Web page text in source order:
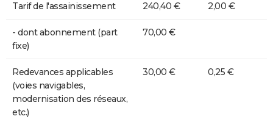
Tarif de l'assainissement 240,40 € 2,00 €
- dont abonnement (part
fixe)
70,00 €
Redevances applicables
(voies navigables,
modernisation des réseaux,
etc.)
30,00 € 0,25 €